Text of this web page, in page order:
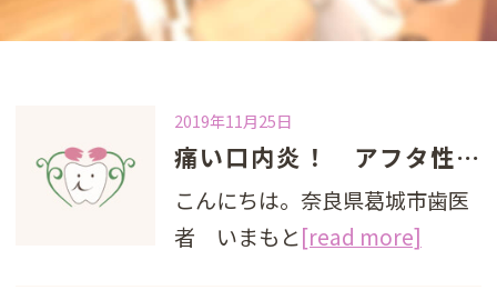
2019年11月25日
痛い口内炎！ アフタ性潰瘍
こんにちは。奈良県葛城市歯医
者 いまもと[read more]